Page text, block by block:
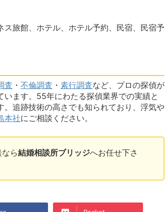
旅館、ホテル、ホテル予約、民宿、民宿予
査 ・ 不倫調査 ・ 素行調査など、プロの探偵が
ます。55年にわたる探偵業界での実績と
追跡技術の高さでも知られており、浮気や
本社にご相談ください。
ら結婚相談所ブリッジへお任せ下さ